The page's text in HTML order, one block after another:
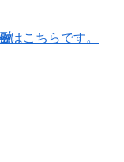
はこちらです。